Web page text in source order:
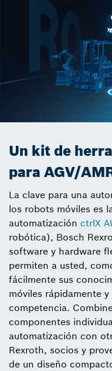
Un kit de
para AGV/
La clave para una
los robots móviles es
automatización ctrlX
robótica), Bosch
software y hardware
permiten a usted,
fácilmente sus
móviles rápidamente
competencia.
componentes
automatización con
Rexroth, socios y
de un diseño